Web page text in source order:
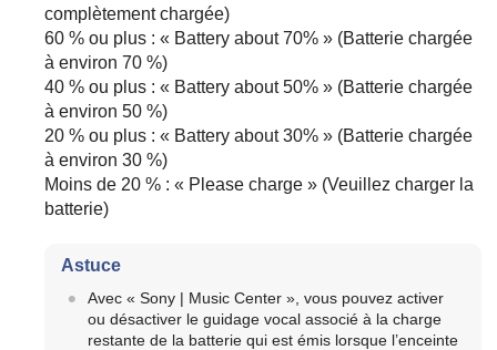
complètement chargée)
60 % ou plus : « Battery about 70% » (Batterie chargée
à environ 70 %)
40 % ou plus : « Battery about 50% » (Batterie chargée
à environ 50 %)
20 % ou plus : « Battery about 30% » (Batterie chargée
à environ 30 %)
Moins de 20 % : « Please charge » (Veuillez charger la
batterie)
Astuce
Avec « Sony | Music Center », vous pouvez activer
ou désactiver le guidage vocal associé à la charge
restante de la batterie qui est émis lorsque l’enceinte